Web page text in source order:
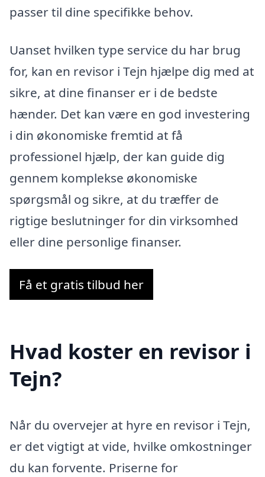
passer til dine specifikke behov.
Uanset hvilken type service du har brug
for, kan en revisor i Tejn hjælpe dig med at
sikre, at dine finanser er i de bedste
hænder. Det kan være en god investering
i din økonomiske fremtid at få
professionel hjælp, der kan guide dig
gennem komplekse økonomiske
spørgsmål og sikre, at du træffer de
rigtige beslutninger for din virksomhed
eller dine personlige finanser.
Få et gratis tilbud her
Hvad koster en revisor i
Tejn?
Når du overvejer at hyre en revisor i Tejn,
er det vigtigt at vide, hvilke omkostninger
du kan forvente. Priserne for